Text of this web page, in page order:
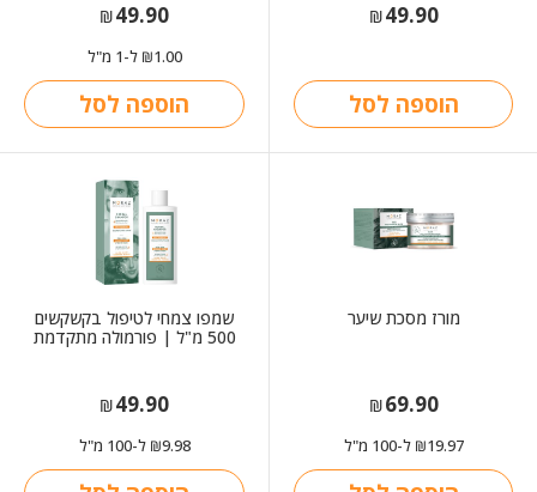
₪49.90
הוספה לסל
₪49.90
₪1.00 ל-1 מ"ל
הוספה לסל
מורז מסכת שיער
₪69.90
₪19.97 ל-100 מ"ל
שמפו צמחי לטיפול בקשקשים
500 מ"ל | פורמולה מתקדמת
₪49.90
₪9.98 ל-100 מ"ל